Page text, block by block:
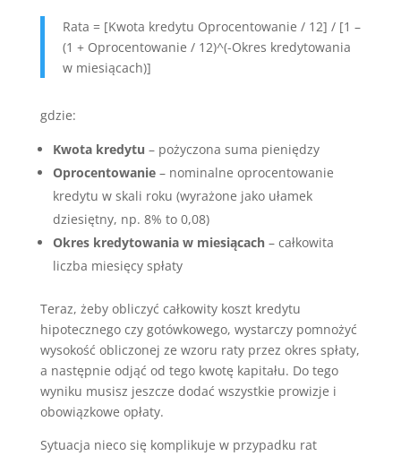
Rata = [Kwota kredytu Oprocentowanie / 12] / [1 –
(1 + Oprocentowanie / 12)^(-Okres kredytowania
w miesiącach)]
gdzie:
Kwota kredytu – pożyczona suma pieniędzy
Oprocentowanie– nominalne oprocentowanie
kredytu w skali roku (wyrażone jako ułamek
dziesiętny, np. 8% to 0,08)
Okres kredytowania w miesiącach– całkowita
liczba miesięcy spłaty
Teraz, żeby obliczyć całkowity koszt kredytu
hipotecznego czy gotówkowego, wystarczy pomnożyć
wysokość obliczonej ze wzoru raty przez okres spłaty,
a następnie odjąć od tego kwotę kapitału. Do tego
wyniku musisz jeszcze dodać wszystkie prowizje i
obowiązkowe opłaty.
Sytuacja nieco się komplikuje w przypadku rat